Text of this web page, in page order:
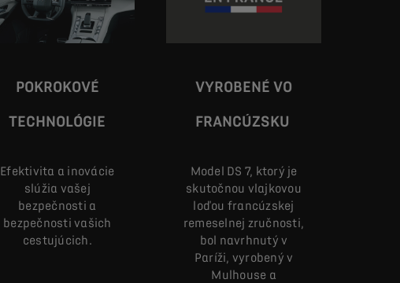
POKROKOVÉ
TECHNOLÓGIE
Efektivita a inovácie
slúžia vašej
bezpečnosti a
bezpečnosti vašich
cestujúcich.
VYROBENÉ VO
FRANCÚZSKU
Model DS 7, ktorý je
skutočnou vlajkovou
loďou francúzskej
remeselnej zručnosti,
bol navrhnutý v
Paríži, vyrobený v
Mulhouse a